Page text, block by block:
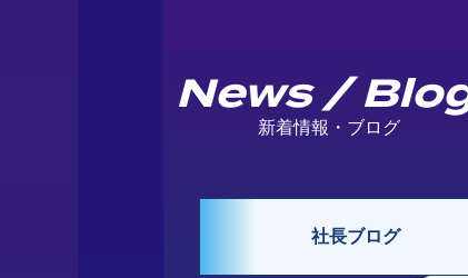
News /
新着情報・ブログ
社長ブログ